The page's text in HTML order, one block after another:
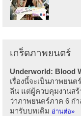
เกร็ดภาพยนตร์
Underworld: Blood
เรื่องนี้จะเป็นภาพยนต
ลีน แต่ผู้ควบคุมงานส
ว่าภาพยนตร์ภาค 6 ก
มารับบทเดิม อ่านต่อ»